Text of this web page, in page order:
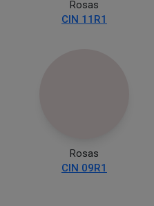
Rosas
CIN 11R1
Rosas
CIN 09R1